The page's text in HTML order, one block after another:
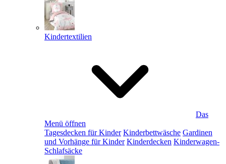
Kindertextilien
Das
Menü öffnen
Tagesdecken für Kinder Kinderbettwäsche Gardinen
und Vorhänge für Kinder Kinderdecken Kinderwagen-
Schlafsäcke